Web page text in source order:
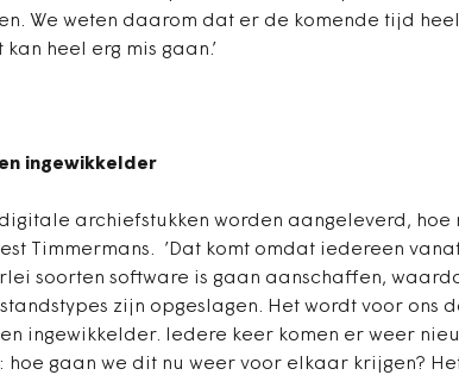
We weten daarom dat er de komende tijd
kan heel erg mis gaan.’
ingewikkelder
archiefstukken worden aangeleverd,
Timmermans. ’Dat komt omdat iedereen
soorten software is gaan aanschaffen,
zijn opgeslagen. Het wordt voor ons
ingewikkelder. Iedere keer komen er weer
hoe gaan we dit nu weer voor elkaar krijgen?